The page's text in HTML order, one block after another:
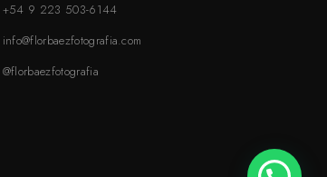
+54 9 223 503-6144
info@florbaezfotografia.com
@florbaezfotografia